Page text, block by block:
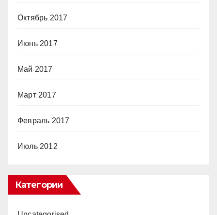
Октябрь 2017
Июнь 2017
Май 2017
Март 2017
Февраль 2017
Июль 2012
Категории